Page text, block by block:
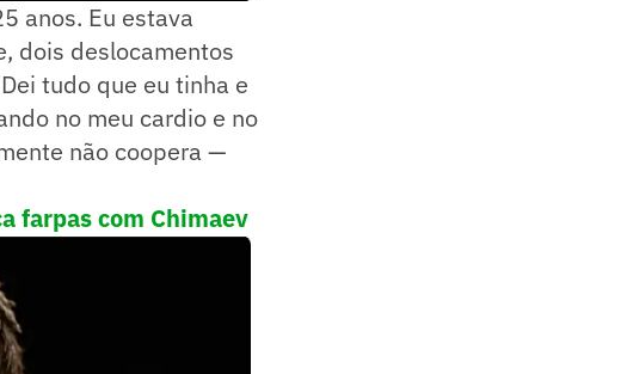
anos. Eu estava
dois deslocamentos
tudo que eu tinha e
no meu cardio e no
não coopera —
farpas com Chimaev